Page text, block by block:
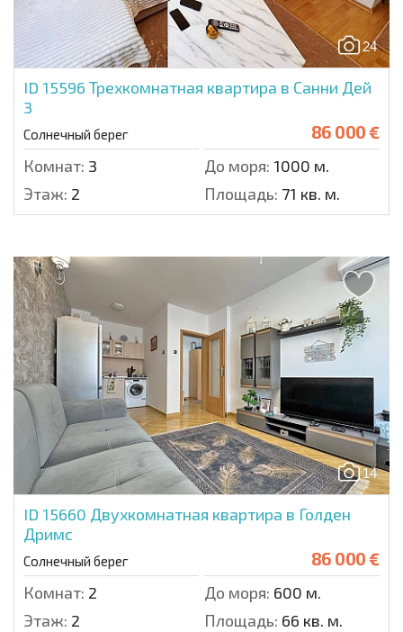
24
ID 15596 Трехкомнатная квартира в Санни Дей
3
Солнечный берег 86 000 €
Комнат: 3 До моря: 1000 м.
Этаж: 2 Площадь: 71 кв. м.
14
ID 15660 Двухкомнатная квартира в Голден
Дримс
Солнечный берег 86 000 €
Комнат: 2 До моря: 600 м.
Этаж: 2 Площадь: 66 кв. м.